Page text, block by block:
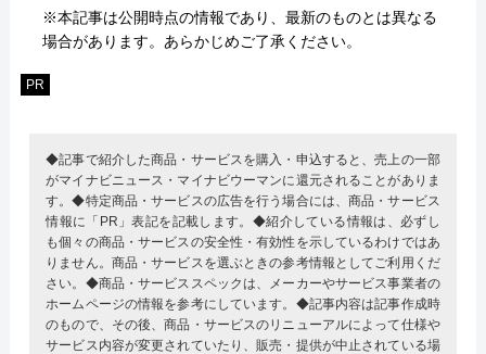
※本記事は公開時点の情報であり、最新のものとは異なる
場合があります。あらかじめご了承ください。
PR
◆記事で紹介した商品・サービスを購入・申込すると、売上の一部
がマイナビニュース・マイナビウーマンに還元されることがありま
す。◆特定商品・サービスの広告を行う場合には、商品・サービス
情報に「PR」表記を記載します。◆紹介している情報は、必ずし
も個々の商品・サービスの安全性・有効性を示しているわけではあ
りません。商品・サービスを選ぶときの参考情報としてご利用くだ
さい。◆商品・サービススペックは、メーカーやサービス事業者の
ホームページの情報を参考にしています。◆記事内容は記事作成時
のもので、その後、商品・サービスのリニューアルによって仕様や
サービス内容が変更されていたり、販売・提供が中止されている場